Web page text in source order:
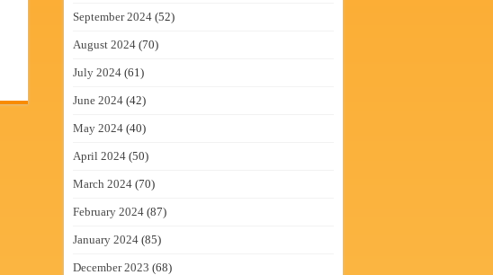
September 2024 (52)
August 2024 (70)
July 2024 (61)
June 2024 (42)
May 2024 (40)
April 2024 (50)
March 2024 (70)
February 2024 (87)
January 2024 (85)
December 2023 (68)